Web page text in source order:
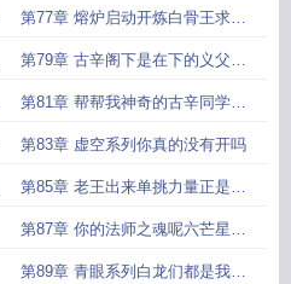
首订
第77章 熔炉启动开炼白骨王求首
订
第79章 古辛阁下是在下的义父求
首订
第81章 帮帮我神奇的古辛同学求
首订
第83章 虚空系列你真的没有开吗
第85章 老王出来单挑力量正是为
王的理由呀
第87章 你的法师之魂呢六芒星咒
缚
第89章 青眼系列白龙们都是我的